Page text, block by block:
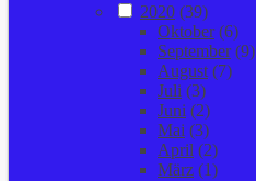
2020 (39)
Oktober(6)
September(9)
August (7)
Juli (3)
Juni (2)
Mai (3)
April (2)
März (1)